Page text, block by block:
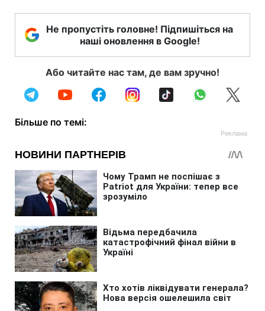
Не пропустіть головне! Підпишіться на
наші оновлення в Google!
Або читайте нас там, де вам зручно!
Більше по темі: